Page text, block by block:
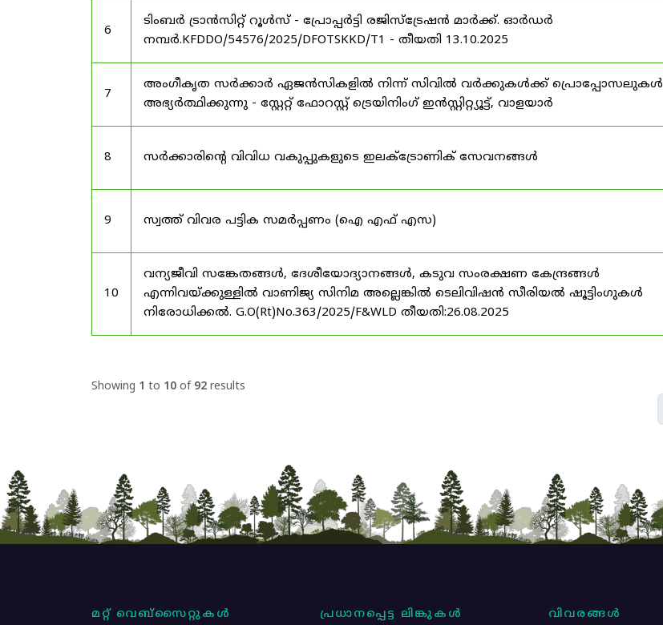
6
ടിംബർ ട്രാൻസിറ്റ് റൂൾസ് - പ്രോപ്പർട്ടി രജിസ്ട്രേഷൻ മാർക്ക്. ഓർഡർ
നമ്പർ.KFDDO/54576/2025/DFOTSKKD/T1 - തീയതി 13.10.2025
7
അംഗീകൃത സർക്കാർ ഏജൻസികളിൽ നിന്ന് സിവിൽ വർക്കുകൾക്ക് പ്രൊപ്പോസലുകൾ
അഭ്യർത്ഥിക്കുന്നു - സ്റ്റേറ്റ് ഫോറസ്റ്റ് ട്രെയിനിംഗ് ഇൻസ്റ്റിറ്റ്യൂട്ട്, വാളയാർ
8 സർക്കാരിന്റെ വിവിധ വകുപ്പുകളുടെ ഇലക്ട്രോണിക് സേവനങ്ങൾ
9 സ്വത്ത് വിവര പട്ടിക സമർപ്പണം (ഐ എഫ് എസ)
10
വന്യജീവി സങ്കേതങ്ങൾ, ദേശീയോദ്യാനങ്ങൾ, കടുവ സംരക്ഷണ കേന്ദ്രങ്ങൾ
എന്നിവയ്ക്കുള്ളിൽ വാണിജ്യ സിനിമ അല്ലെങ്കിൽ ടെലിവിഷൻ സീരിയൽ ഷൂട്ടിംഗുകൾ
നിരോധിക്കൽ. G.O(Rt)No.363/2025/F&WLD തീയതി:26.08.2025
Showing 1 to 10 of 92 results
മറ്റ് വെബ്സൈറ്റുകൾ പ്രധാനപ്പെട്ട ലിങ്കുകൾ വിവരങ്ങൾ